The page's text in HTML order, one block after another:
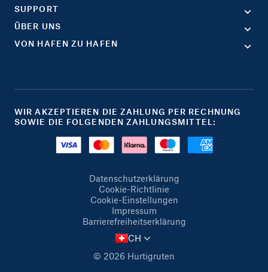
SUPPORT
ÜBER UNS
VON HAFEN ZU HAFEN
WIR AKZEPTIEREN DIE ZAHLUNG PER RECHNUNG
SOWIE DIE FOLGENDEN ZAHLUNGSMITTEL:
Datenschutzerklärung
Cookie-Richtlinie
Cookie-Einstellungen
Impressum
Barrierefreiheitserklärung
© 2026 Hurtigruten
CH